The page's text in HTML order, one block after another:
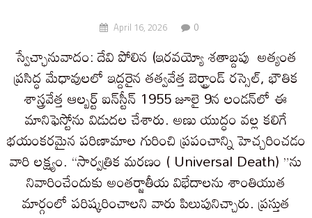
April 16, 2026 0
స్వేచ్ఛానువాదం: దేవి పోలిన (ఇరవయ్యో శతాబ్దపు అత్యంత
ప్రసిద్ధ మేధావులలో ఇద్దరైన తత్వవేత్త బెర్ట్రాండ్ రస్సెల్, భౌతిక
శాస్త్రవేత్త ఆల్బర్ట్ ఐన్‌స్టీన్ 1955 జూలై 9న లండన్‌లో ఈ
మానిఫెస్టోను విడుదల చేశారు. అణు యుద్ధం వల్ల కలిగే
భయంకరమైన పరిణామాల గురించి ప్రపంచాన్ని హెచ్చరించడం
వారి లక్ష్యం. “సార్వత్రిక మరణం ( Universal Death) ”ను
నివారించేందుకు అంతర్జాతీయ విభేదాలను శాంతియుత
మార్గంలో పరిష్కరించాలని వారు పిలుపునిచ్చారు. ప్రస్తుత